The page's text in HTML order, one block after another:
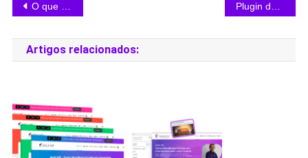
O que é o Google Analytics e para que ele serve?
Artigos relacionados: